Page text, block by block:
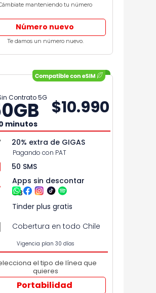
Número nuevo
manteniendo tu número
Te damos un número nuevo.
GB
minutos
$10.990
Portabilidad
Contrato 5G
50 SMS
Apps sin descontar
GB
Tinder plus gratis
Vigencia plan 30 días
el tipo de línea que
quieres
20% extra de GIGAS
Pagando con PAT
Cobertura en todo Chile